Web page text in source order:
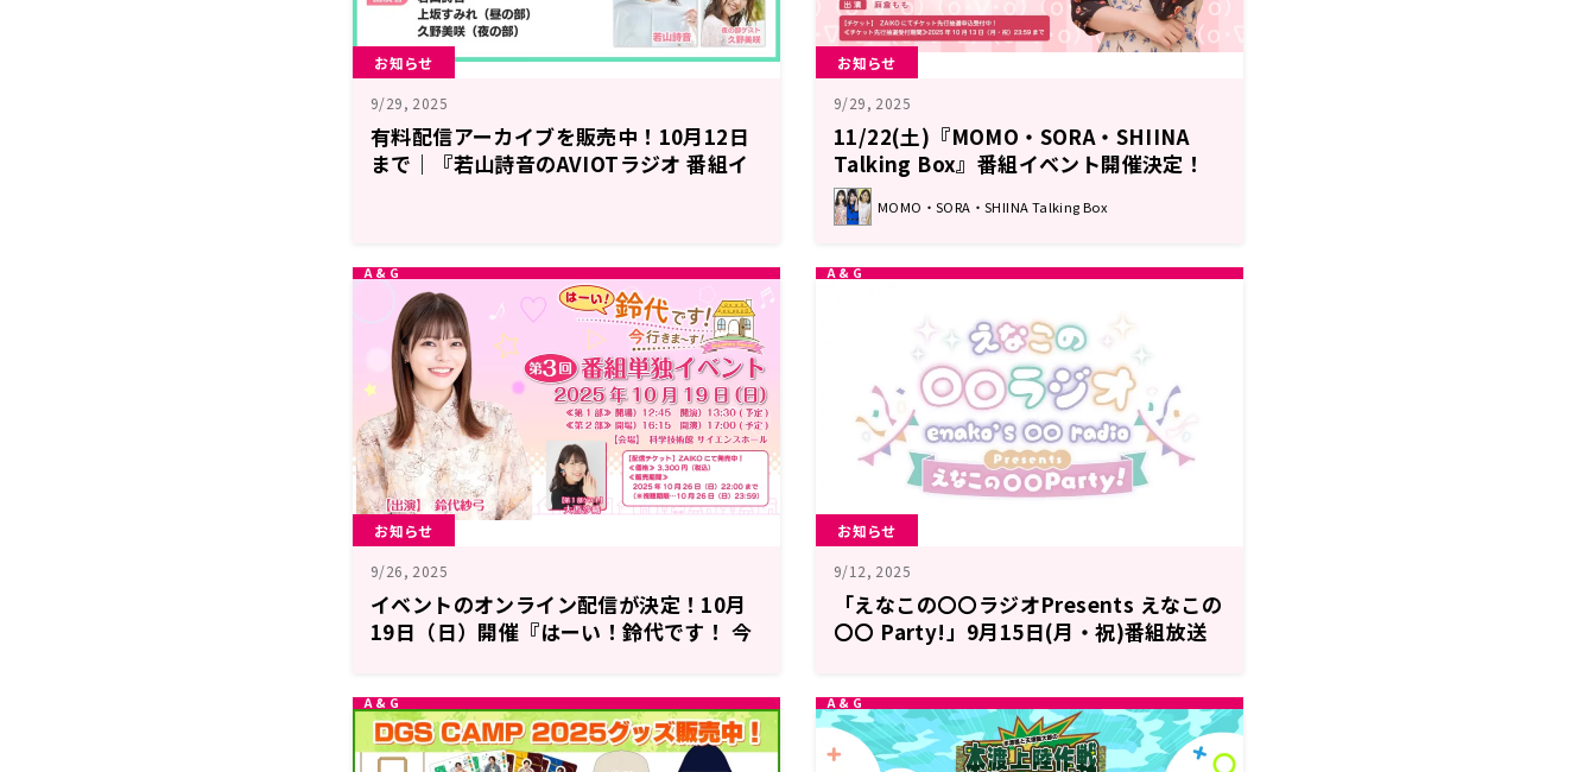
お知らせ
9/29, 2025
有料配信アーカイブを販売中！10月12日
まで｜『若山詩音のAVIOTラジオ 番組イ
お知らせ
9/29, 2025
11/22(土)『MOMO・SORA・SHIINA
Talking Box』番組イベント開催決定！
第2弾は麻倉ももさんが担当＆チケット先
行申込受付中！
MOMO・SORA・SHIINA Talking Box
お知らせ
9/26, 2025
イベントのオンライン配信が決定！10月
19日（日）開催『はーい！鈴代です！ 今
お知らせ
9/12, 2025
「えなこの〇〇ラジオPresents えなこの
〇〇 Party!」9月15日(月・祝)番組放送